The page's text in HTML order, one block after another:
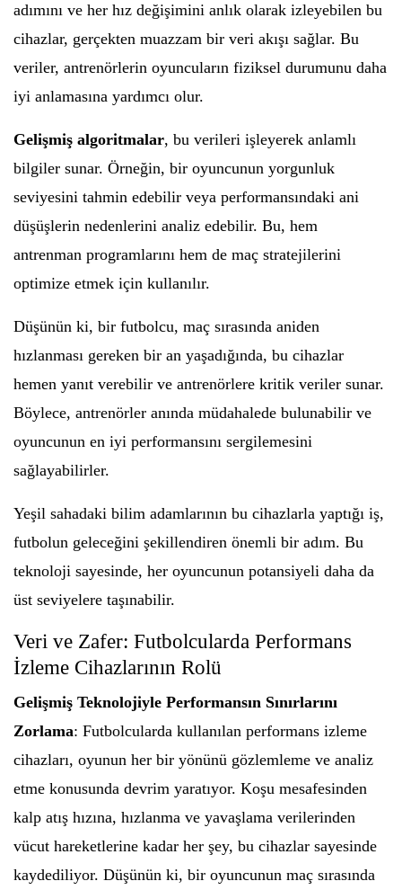
adımını ve her hız değişimini anlık olarak izleyebilen bu
cihazlar, gerçekten muazzam bir veri akışı sağlar. Bu
veriler, antrenörlerin oyuncuların fiziksel durumunu daha
iyi anlamasına yardımcı olur.
Gelişmiş algoritmalar, bu verileri işleyerek anlamlı
bilgiler sunar. Örneğin, bir oyuncunun yorgunluk
seviyesini tahmin edebilir veya performansındaki ani
düşüşlerin nedenlerini analiz edebilir. Bu, hem
antrenman programlarını hem de maç stratejilerini
optimize etmek için kullanılır.
Düşünün ki, bir futbolcu, maç sırasında aniden
hızlanması gereken bir an yaşadığında, bu cihazlar
hemen yanıt verebilir ve antrenörlere kritik veriler sunar.
Böylece, antrenörler anında müdahalede bulunabilir ve
oyuncunun en iyi performansını sergilemesini
sağlayabilirler.
Yeşil sahadaki bilim adamlarının bu cihazlarla yaptığı iş,
futbolun geleceğini şekillendiren önemli bir adım. Bu
teknoloji sayesinde, her oyuncunun potansiyeli daha da
üst seviyelere taşınabilir.
Veri ve Zafer: Futbolcularda Performans
İzleme Cihazlarının Rolü
Gelişmiş Teknolojiyle Performansın Sınırlarını
Zorlama: Futbolcularda kullanılan performans izleme
cihazları, oyunun her bir yönünü gözlemleme ve analiz
etme konusunda devrim yaratıyor. Koşu mesafesinden
kalp atış hızına, hızlanma ve yavaşlama verilerinden
vücut hareketlerine kadar her şey, bu cihazlar sayesinde
kaydediliyor. Düşünün ki, bir oyuncunun maç sırasında